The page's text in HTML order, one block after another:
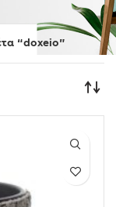
“doxeio”